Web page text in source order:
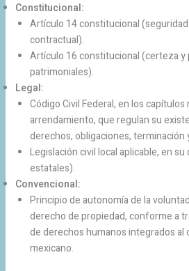
Constitucional:
Artículo 14 constitucional
contractual).
Artículo 16 constitucional (certeza
patrimoniales).
Legal:
Código Civil Federal, en los capítulos
arrendamiento, que regulan su
derechos, obligaciones, terminación
Legislación civil local aplicable, en
estatales).
Convencional:
Principio de autonomía de la
derecho de propiedad, conforme a
de derechos humanos integrados al
mexicano.